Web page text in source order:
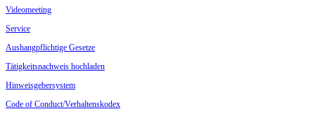
Video­meeting
Service
Aushang­pflichtige Gesetze
Tätig­keits­nachweis hochladen
Hinweis­ge­ber­system
Code of Conduct/Verhaltenskodex